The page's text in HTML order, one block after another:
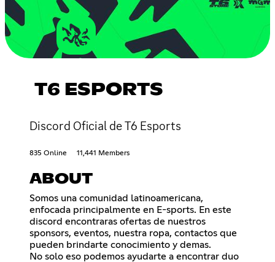
T6 ESPORTS
Discord Oficial de T6 Esports
835 Online 11,441 Members
ABOUT
Somos una comunidad latinoamericana,
enfocada principalmente en E-sports. En este
discord encontraras ofertas de nuestros
sponsors, eventos, nuestra ropa, contactos que
pueden brindarte conocimiento y demas.
No solo eso podemos ayudarte a encontrar duo